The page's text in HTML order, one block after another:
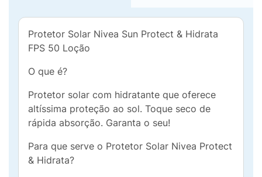
Protetor Solar Nivea Sun Protect & Hidrata
FPS 50 Loção
O que é?
Protetor solar com hidratante que oferece
altíssima proteção ao sol. Toque seco de
rápida absorção. Garanta o seu!
Para que serve o Protetor Solar Nivea Protect
& Hidrata?